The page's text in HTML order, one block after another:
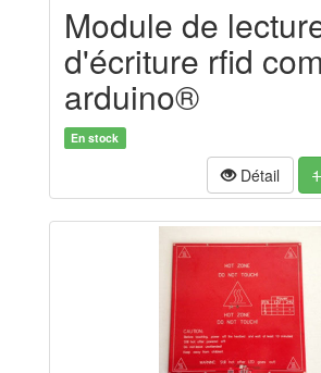
Module de
d'écriture rfid
arduino®
En stock
Détail